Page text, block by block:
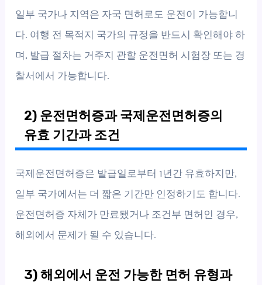
일부 국가나 지역은 자국 면허로도 운전이 가능합니
다. 여행 전 목적지 국가의 규정을 반드시 확인해야 하
며, 발급 절차는 거주지 관할 운전면허 시험장 또는 경
찰서에서 가능합니다.
2) 운전면허증과 국제운전면허증의
유효 기간과 조건
국제운전면허증은 발급일로부터 1년간 유효하지만,
일부 국가에서는 더 짧은 기간만 인정하기도 합니다.
운전면허증 자체가 만료됐거나 조건부 면허인 경우,
해외에서 문제가 될 수 있습니다.
3) 해외에서 운전 가능한 면허 유형과